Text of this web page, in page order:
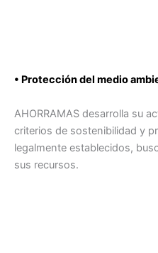
• Protección del medio
AHORRAMAS desarrolla su
criterios de sostenibilidad y
legalmente establecidos,
sus recursos.